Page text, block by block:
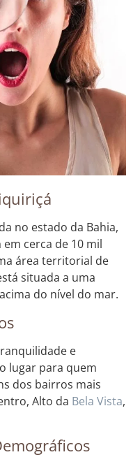
no estado da Bahia,
cerca de 10 mil
área territorial de
situada a uma
do nível do mar.
e
lugar para quem
dos bairros mais
Alto da Bela Vista,